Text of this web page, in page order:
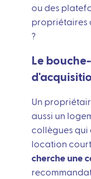
ou des
propriétaires
?
Le
Un
aussi un
collègues qui
location
cherche une